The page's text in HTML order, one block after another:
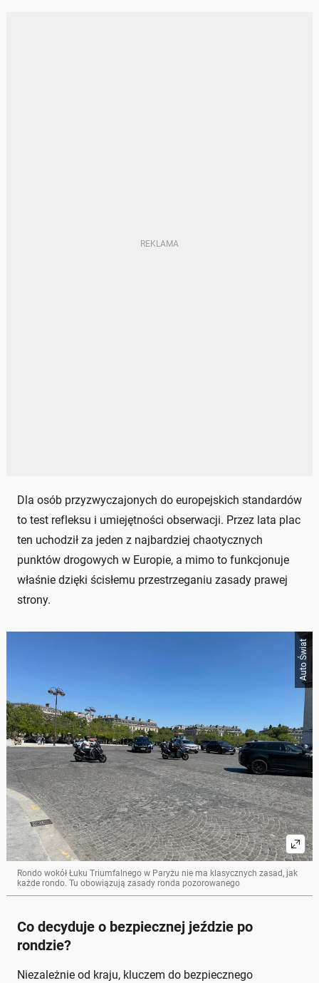
Dla osób przyzwyczajonych do europejskich standardów
to test refleksu i umiejętności obserwacji. Przez lata plac
ten uchodził za jeden z najbardziej chaotycznych
punktów drogowych w Europie, a mimo to funkcjonuje
właśnie dzięki ścisłemu przestrzeganiu zasady prawej
strony.
Auto Świat
Rondo wokół Łuku Triumfalnego w Paryżu nie ma klasycznych zasad, jak
każde rondo. Tu obowiązują zasady ronda pozorowanego
Co decyduje o bezpiecznej jeździe po
rondzie?
Niezależnie od kraju, kluczem do bezpiecznego